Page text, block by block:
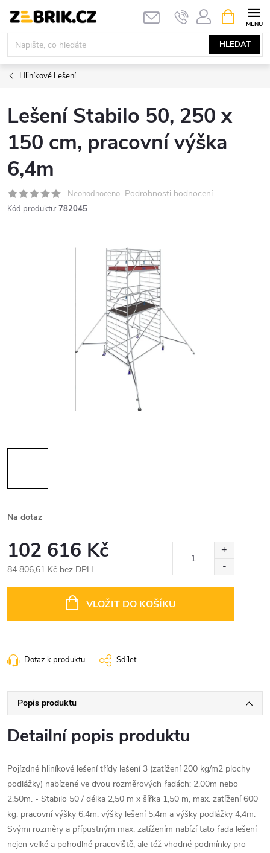
obsah
HLEDAT
NÁKUPNÍ
KOŠÍK
Hliníkové Lešení
Lešení Stabilo 50, 250 x
150 cm, pracovní výška
6,4m
Neohodnoceno Podrobnosti hodnocení
Kód produktu: 782045
Na dotaz
102 616 Kč
84 806,61 Kč bez DPH
VLOŽIT DO KOŠÍKU
Dotaz k produktu Sdílet
Popis produktu
Detailní popis produktu
Pojízdné hliníkové lešení třídy lešení 3 (zatížení 200 kg/m2 plochy
podlážky) nabízené ve dvou rozměrových řadách: 2,00m nebo
2,50m. - Stabilo 50 / délka 2,50 m x šířka 1,50 m, max. zatížení 600
kg, pracovní výšky 6,4m, výšky lešení 5,4m a výšky podlážky 4,4m.
Svými rozměry a přípustným max. zatížením nabízí tato řada lešení
nejen velké a pohodlné pracoviště, ale též vhodné podmínky pro